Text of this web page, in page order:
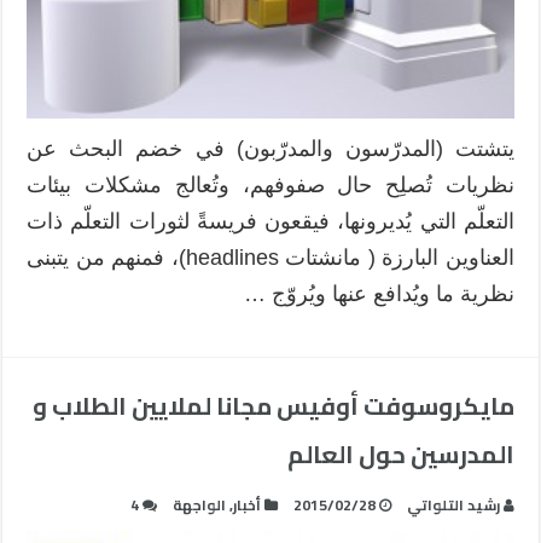
يتشتت (المدرّسون والمدرّبون) في خضم البحث عن
نظريات تُصلِح حال صفوفهم، وتُعالج مشكلات بيئات
التعلّم التي يُديرونها، فيقعون فريسةً لثورات التعلّم ذات
العناوين البارزة ( مانشتات headlines)، فمنهم من يتبنى
نظرية ما ويُدافع عنها ويُروّج …
مايكروسوفت أوفيس مجانا لملايين الطلاب و
المدرسين حول العالم
رشيد التلواتي 2015/02/28 أخبار,الواجهة 4